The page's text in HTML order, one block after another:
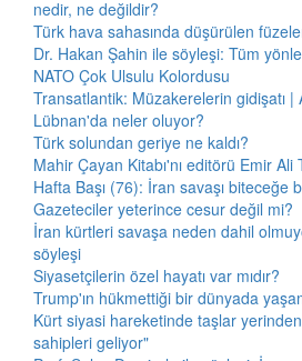
nedir, ne değildir?
Türk hava sahasında düşürülen
Dr. Hakan Şahin ile söyleşi: Tüm
NATO Çok Ulsulu Kolordusu
Transatlantik: Müzakerelerin gidişatı |
Lübnan'da neler oluyor?
Türk solundan geriye ne kaldı?
Mahir Çayan Kitabı'nı editörü Emir Ali
Hafta Başı (76): İran savaşı biteceğe
Gazeteciler yeterince cesur değil mi?
İran kürtleri savaşa neden dahil
söyleşi
Siyasetçilerin özel hayatı var mıdır?
Trump'ın hükmettiği bir dünyada
Kürt siyasi hareketinde taşlar
sahipleri geliyor"